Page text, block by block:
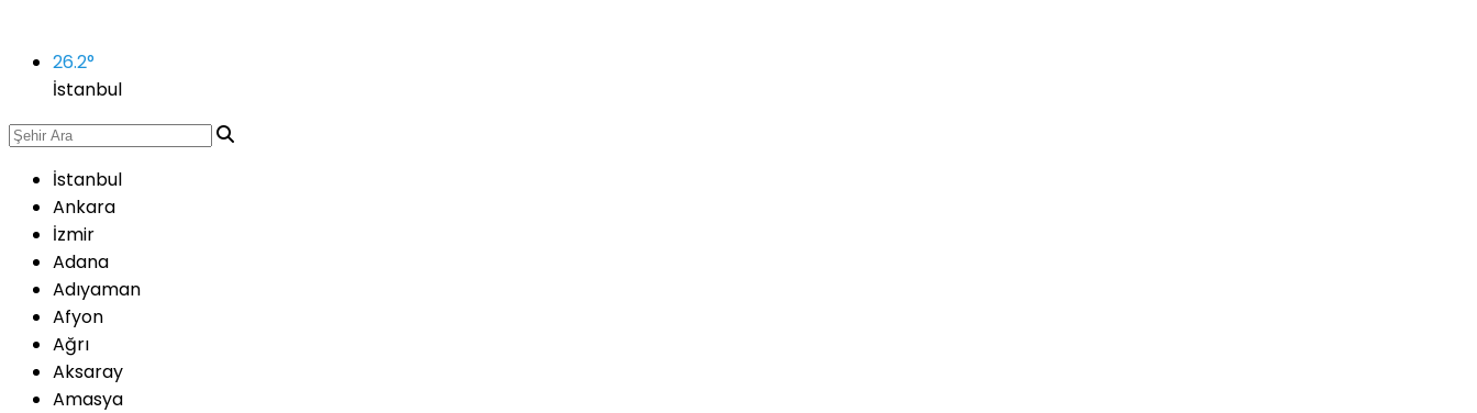
26.2°
İstanbul
İstanbul
Ankara
İzmir
Adana
Adıyaman
Afyon
Ağrı
Aksaray
Amasya